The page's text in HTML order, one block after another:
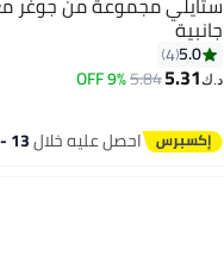
جانبية
5.0
4
د.ك‏5.31
5.84
9% OFF
احصل عليه خلال13 - 14 اغسطس